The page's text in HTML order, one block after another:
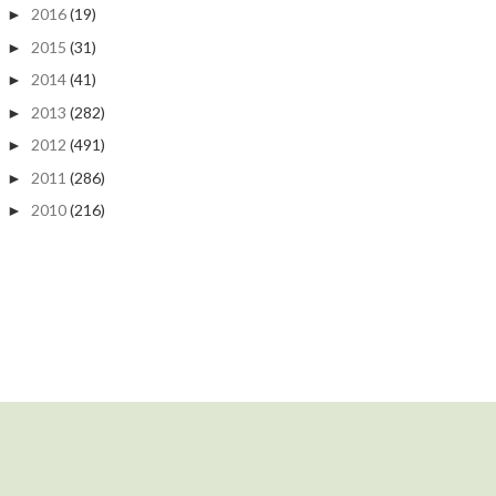
► 2016(19)
► 2015 (31)
► 2014(41)
► 2013 (282)
► 2012 (491)
► 2011 (286)
► 2010(216)